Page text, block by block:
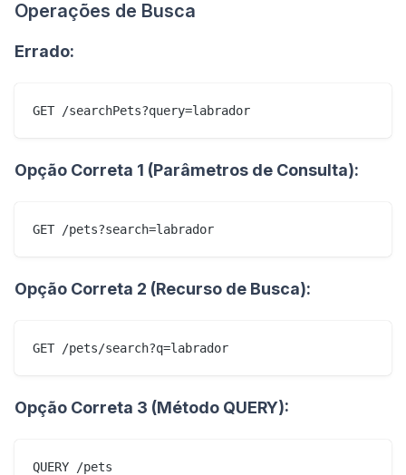
Operações de Busca
Errado:
Opção Correta 1 (Parâmetros de Consulta):
Opção Correta 2 (Recurso de Busca):
Opção Correta 3 (Método QUERY):
QUERY /pets